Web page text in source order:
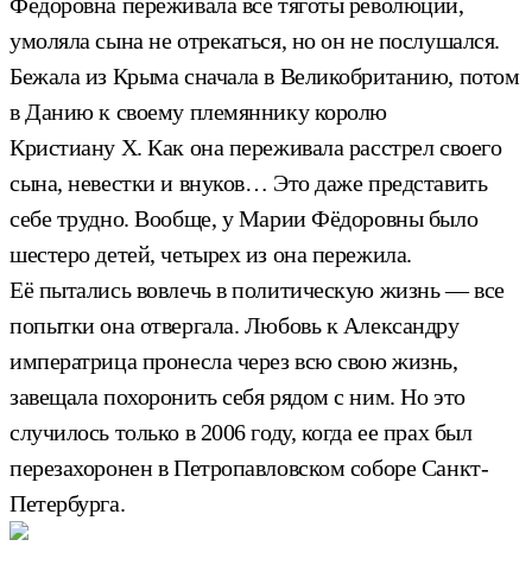
умоляла сына не отрекаться, но он не послушался.
Бежала из Крыма сначала в Великобританию, потом
в Данию к своему племяннику королю
Кристиану Х. Как она переживала расстрел своего
сына, невестки и внуков… Это даже представить
себе трудно. Вообще, у Марии Фёдоровны было
шестеро детей, четырех из она пережила.
Её пытались вовлечь в политическую жизнь — все
попытки она отвергала. Любовь к Александру
императрица пронесла через всю свою жизнь,
завещала похоронить себя рядом с ним. Но это
случилось только в 2006 году, когда ее прах был
перезахоронен в Петропавловском соборе Санкт-
Петербурга.